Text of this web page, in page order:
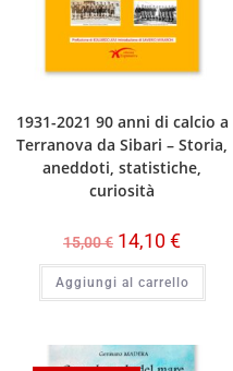
1931-2021 90 anni di calcio a
Terranova da Sibari – Storia,
aneddoti, statistiche,
curiosità
15,00€ 14,10€
Aggiungi al carrello